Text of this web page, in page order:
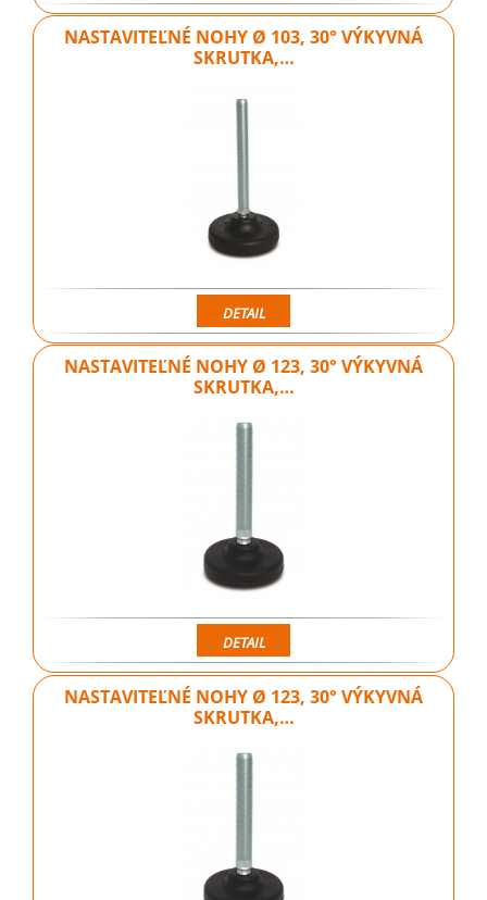
NASTAVITEĽNÉ NOHY Ø 103, 30° VÝKYVNÁ
SKRUTKA,…
DETAIL
NASTAVITEĽNÉ NOHY Ø 123, 30° VÝKYVNÁ
SKRUTKA,…
DETAIL
NASTAVITEĽNÉ NOHY Ø 123, 30° VÝKYVNÁ
SKRUTKA,…